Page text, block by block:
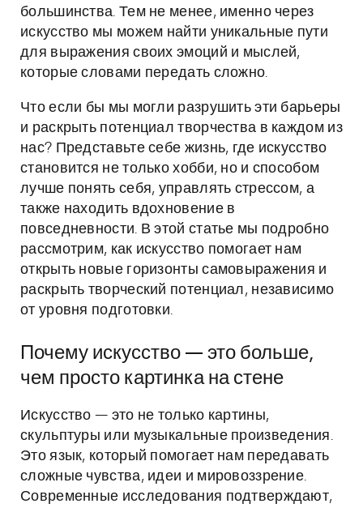
большинства. Тем не менее, именно через
искусство мы можем найти уникальные пути
для выражения своих эмоций и мыслей,
которые словами передать сложно.
Что если бы мы могли разрушить эти барьеры
и раскрыть потенциал творчества в каждом из
нас? Представьте себе жизнь, где искусство
становится не только хобби, но и способом
лучше понять себя, управлять стрессом, а
также находить вдохновение в
повседневности. В этой статье мы подробно
рассмотрим, как искусство помогает нам
открыть новые горизонты самовыражения и
раскрыть творческий потенциал, независимо
от уровня подготовки.
Почему искусство — это больше,
чем просто картинка на стене
Искусство — это не только картины,
скульптуры или музыкальные произведения.
Это язык, который помогает нам передавать
сложные чувства, идеи и мировоззрение.
Современные исследования подтверждают,